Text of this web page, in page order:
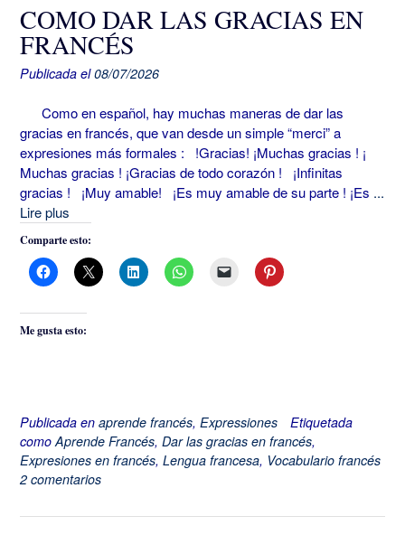
COMO DAR LAS GRACIAS EN
FRANCÉS
Publicada el08/07/2026
Como en español, hay muchas maneras de dar las
gracias en francés, que van desde un simple “merci” a
expresiones más formales : !Gracias! ¡Muchas gracias ! ¡
Muchas gracias ! ¡Gracias de todo corazón ! ¡Infinitas
gracias ! ¡Muy amable! ¡Es muy amable de su parte ! ¡Es ...
Lire plus
Comparte esto:
Me gusta esto:
Publicada en aprende francés, Expressiones
Etiquetada
comoAprende Francés, Dar las gracias en francés,
Expresiones en francés, Lengua francesa, Vocabulario francés
2 comentarios